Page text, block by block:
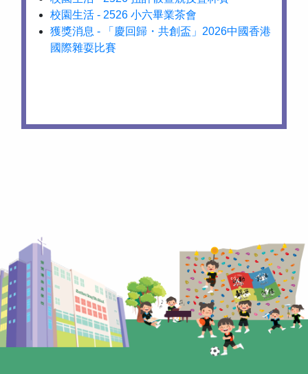
校園生活 - 2526 小六畢業茶會
獲獎消息 - 「慶回歸・共創盃」2026中國香港
國際雜耍比賽